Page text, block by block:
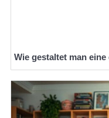
Wie gestaltet man